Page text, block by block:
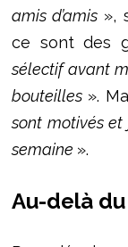
amis d’amis »,
ce sont des
sélectif avant
bouteilles».
sont motivés et
semaine ».
Au-delà